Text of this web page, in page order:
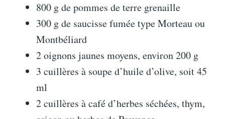
800 g de pommes de terre grenaille
300 g de saucisse fumée type Morteau ou
Montbéliard
2 oignons jaunes moyens, environ 200 g
3 cuillères à soupe d’huile d’olive, soit 45
ml
2 cuillères à café d’herbes séchées, thym,